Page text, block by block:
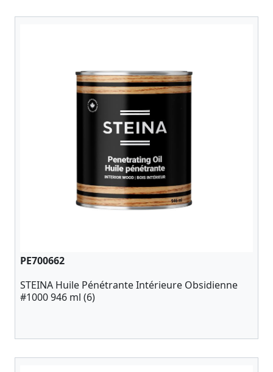
PE700662
STEINA Huile Pénétrante Intérieure Obsidienne
#1000 946 ml (6)